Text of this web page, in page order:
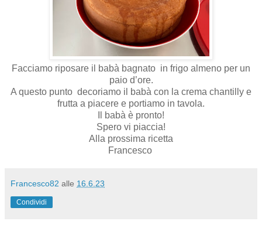
Facciamo riposare il babà bagnato in frigo almeno per un
paio d’ore.
A questo punto decoriamo il babà con la crema chantilly e
frutta a piacere e portiamo in tavola.
Il babà è pronto!
Spero vi piaccia!
Alla prossima ricetta
Francesco
Francesco82 alle 16.6.23
Condividi